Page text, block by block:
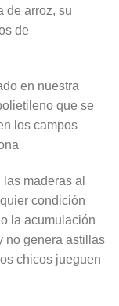
de arroz, su
de
en nuestra
que se
los campos
maderas al
condición
la acumulación
no genera astillas
chicos jueguen